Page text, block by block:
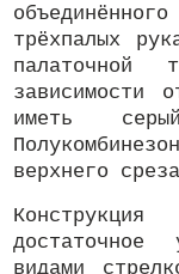
трёхпалых
палаточной
зависимости
иметь
верхнего
видами